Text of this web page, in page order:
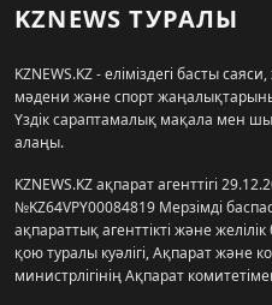
KZNEWS ТУРАЛЫ
KZNEWS.KZ - еліміздегі басты
мәдени және спорт
Үздік сараптамалық мақала мен
алаңы.
KZNEWS.KZ ақпарат агенттігі
№KZ64VPY00084819 Мерзімді
ақпараттық агенттікті және
қою туралы куәлігі, Ақпарат және
министрлігінің Ақпарат